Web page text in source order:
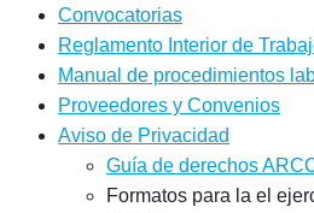
Convocatorias
Reglamento Interior de
Manual de procedimientos
Proveedores y Convenios
Aviso de Privacidad
Guía de derechos
Formatos para la el